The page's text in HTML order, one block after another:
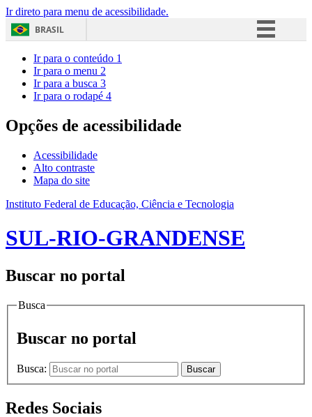
Ir direto para menu de acessibilidade.
BRASIL
Acesso à informação
Ir para o conteúdo 1
Ir para o menu 2
Ir para a busca 3
Ir para o rodapé 4
Opções de acessibilidade
Acessibilidade
Alto contraste
Mapa do site
Instituto Federal de Educação, Ciência e Tecnologia
SUL-RIO-GRANDENSE
Buscar no portal
Busca
Buscar no portal
Busca: Buscar
Redes Sociais